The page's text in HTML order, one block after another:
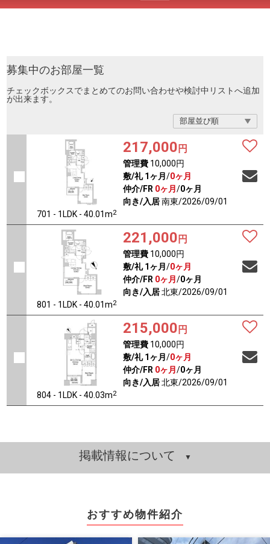
募集中のお部屋一覧
チェックボックスでまとめてのお問い合わせや検討中リストへ追加
が出来ます。
701 - 1LDK - 40.01m2
217,000 円
管理費10,000円
敷/礼 1ヶ月 /0ヶ月
仲介/FR 0ヶ月 /0ヶ月
向き/入居南東/2026/09/01
801 - 1LDK - 40.01m2
221,000 円
管理費10,000円
敷/礼 1ヶ月 /0ヶ月
仲介/FR 0ヶ月 /0ヶ月
向き/入居北東/2026/09/01
804 - 1LDK - 40.03m2
215,000 円
管理費10,000円
敷/礼 1ヶ月 /0ヶ月
仲介/FR 0ヶ月 /0ヶ月
向き/入居北東/2026/09/01
掲載情報について
おすすめ物件紹介